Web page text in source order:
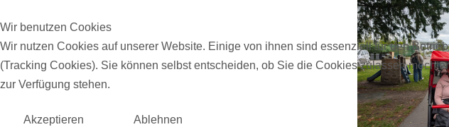
Wir benutzen Cookies
Wir nutzen Cookies auf unserer Website. Einige von ihnen sind essenziell für den
(Tracking Cookies). Sie können selbst entscheiden, ob Sie die Cookies zulassen
zur Verfügung stehen.
Akzeptieren Ablehnen